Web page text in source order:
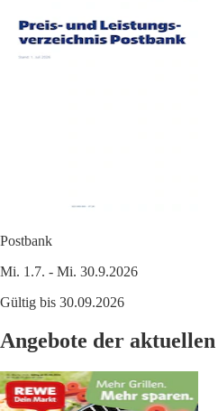
Postbank
Mi. 1.7. - Mi. 30.9.2026
Gültig bis 30.09.2026
Angebote der